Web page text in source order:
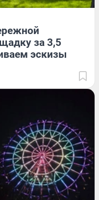
за 3,5
эскизы